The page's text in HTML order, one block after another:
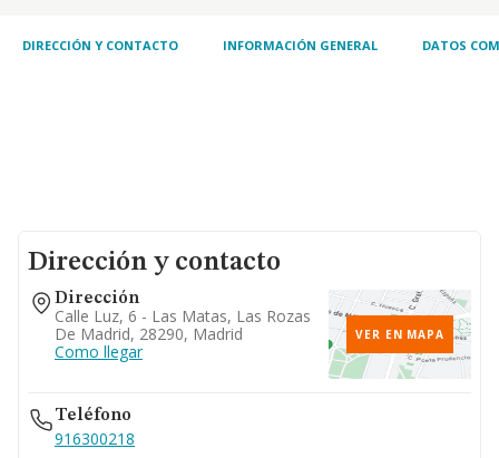
DIRECCIÓN Y CONTACTO INFORMACIÓN GENERAL DATOS
Dirección y contacto
Dirección
Calle Luz, 6 - Las Matas, Las Rozas
De Madrid, 28290, Madrid
Como llegar
VER EN MAPA
Teléfono
916300218